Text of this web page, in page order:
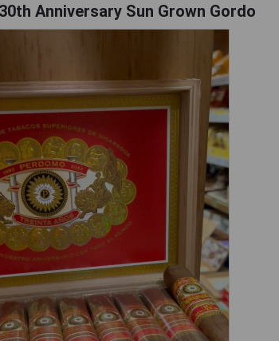
Anniversary Sun Grown Gordo